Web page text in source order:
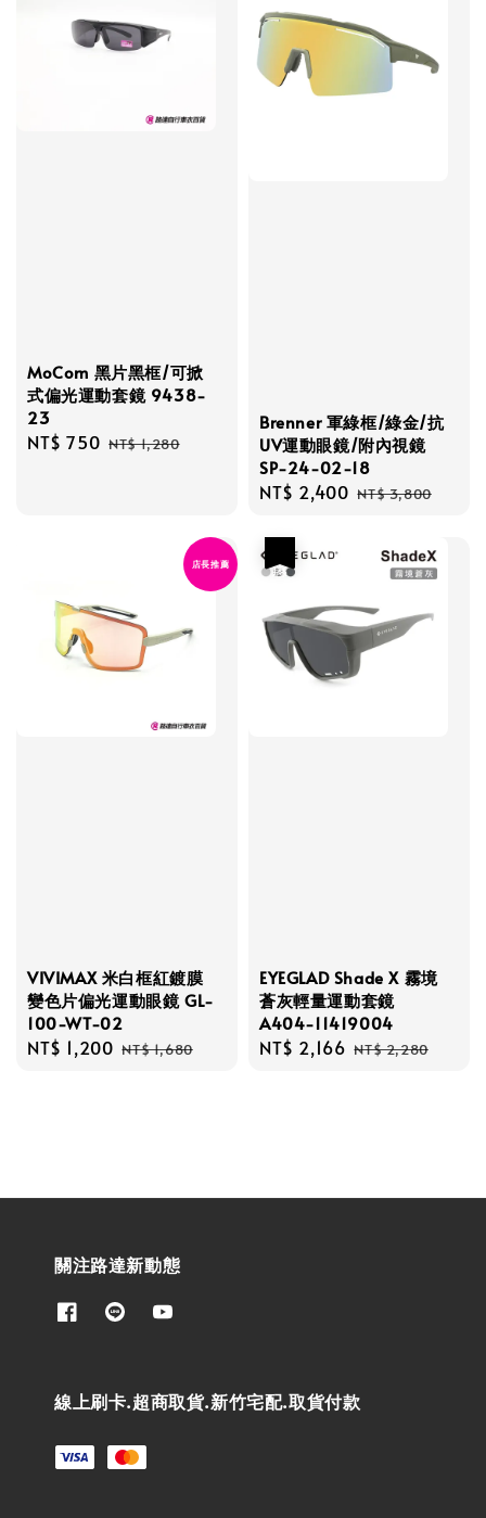
MoCom 黑片黑框/可掀
式偏光運動套鏡 9438-
23
Sale
NT$ 750 Regular
NT$ 1,280
Brenner 軍綠框/綠金/抗
UV運動眼鏡/附內視鏡
SP-24-02-18
Sale
NT$ 2,400 Regular
NT$ 3,800
店長推薦
VIVIMAX 米白框紅鍍膜
變色片偏光運動眼鏡 GL-
100-WT-02
Sale
NT$ 1,200 Regular
NT$ 1,680
EYEGLAD Shade X 霧境
蒼灰輕量運動套鏡
A404-11419004
Sale
NT$ 2,166 Regular
NT$ 2,280
關注路達新動態
線上刷卡.超商取貨.新竹宅配.取貨付款